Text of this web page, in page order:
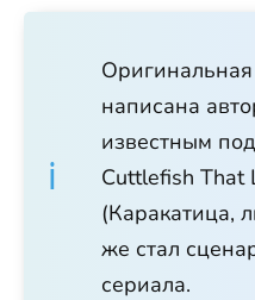
написана
известным
Cuttlefish That
(Каракатица,
же стал
сериала.